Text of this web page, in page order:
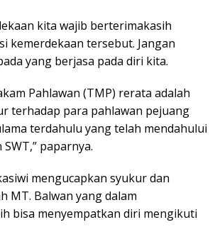
kita wajib berterimakasih
kemerdekaan tersebut. Jangan
yang berjasa pada diri kita.
Pahlawan (TMP) rerata adalah
terhadap para pahlawan pejuang
terdahulu yang telah mendahului
paparnya.
mengucapkan syukur dan
MT. Balwan yang dalam
bisa menyempatkan diri mengikuti